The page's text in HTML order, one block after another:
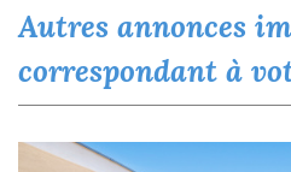
autres annonces immobilières
correspondant à